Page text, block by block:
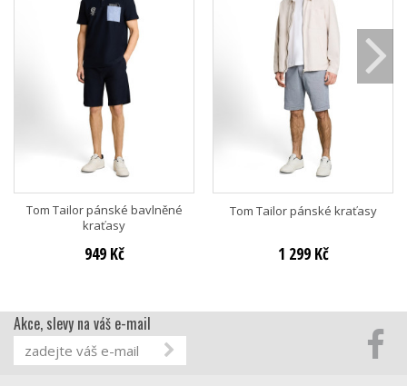
Tom Tailor pánské bavlněné
kraťasy
949 Kč
Tom Tailor pánské kraťasy
1 299 Kč
Akce, slevy na váš e-mail